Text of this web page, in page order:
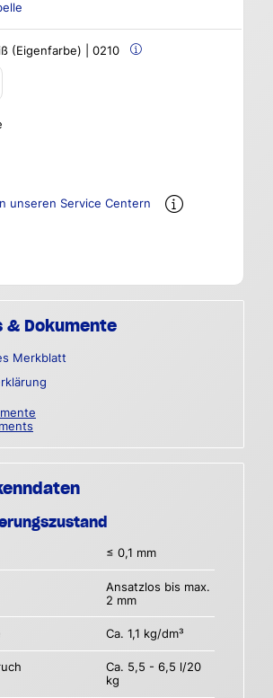
(Eigenfarbe) | 0210
unseren Service Centern
& Dokumente
Merkblatt
≤ 0,1 mm
Ansatzlos bis max.
2 mm
Ca. 1,1 kg/dm³
Ca. 5,5 - 6,5 l/20
kg